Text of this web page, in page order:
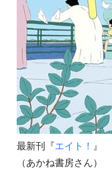
最新刊『エイト！
』
（あかね書房さん）